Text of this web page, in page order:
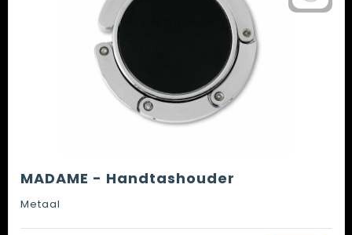
MADAME - Handtashouder
Metaal